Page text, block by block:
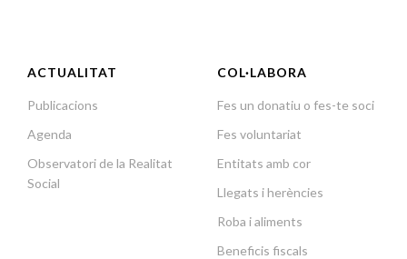
ACTUALITAT
Publicacions
Agenda
Observatori de la Realitat
Social
COL·LABORA
Fes un donatiu o fes-te soci
Fes voluntariat
Entitats amb cor
Llegats i herències
Roba i aliments
Beneficis fiscals